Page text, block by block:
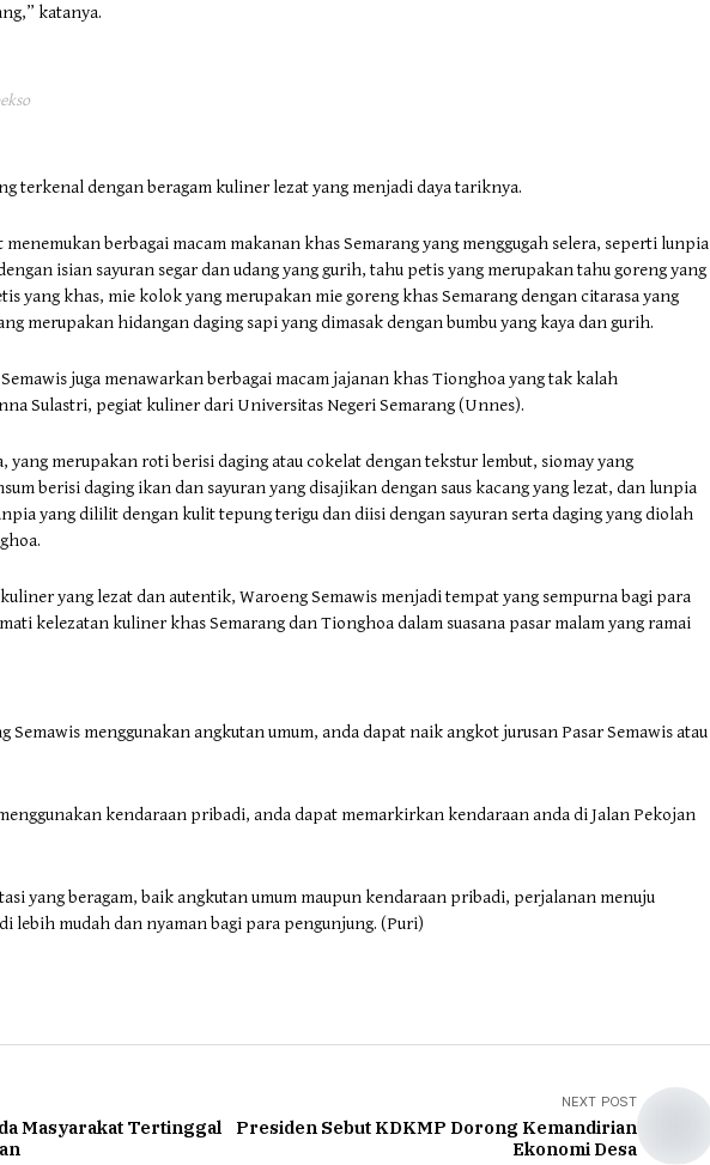
katanya.
terkenal dengan beragam kuliner lezat yang menjadi daya tariknya.
berbagai macam makanan khas Semarang yang menggugah selera, seperti lunpia
isian sayuran segar dan udang yang gurih, tahu petis yang merupakan tahu goreng yang
yang khas, mie kolok yang merupakan mie goreng khas Semarang dengan citarasa yang
merupakan hidangan daging sapi yang dimasak dengan bumbu yang kaya dan gurih.
juga menawarkan berbagai macam jajanan khas Tionghoa yang tak kalah
Sulastri, pegiat kuliner dari Universitas Negeri Semarang (Unnes).
yang merupakan roti berisi daging atau cokelat dengan tekstur lembut, siomay yang
berisi daging ikan dan sayuran yang disajikan dengan saus kacang yang lezat, dan lunpia
yang dililit dengan kulit tepung terigu dan diisi dengan sayuran serta daging yang diolah
yang lezat dan autentik, Waroeng Semawis menjadi tempat yang sempurna bagi para
kelezatan kuliner khas Semarang dan Tionghoa dalam suasana pasar malam yang ramai
Semawis menggunakan angkutan umum, anda dapat naik angkot jurusan Pasar Semawis atau
kendaraan pribadi, anda dapat memarkirkan kendaraan anda di Jalan Pekojan
yang beragam, baik angkutan umum maupun kendaraan pribadi, perjalanan menuju
lebih mudah dan nyaman bagi para pengunjung. (Puri)
Masyarakat Tertinggal
NEXT POST
Presiden Sebut KDKMP Dorong Kemandirian
Ekonomi Desa